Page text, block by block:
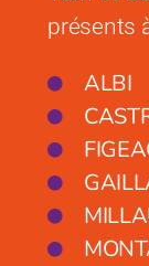
présents
ALBI